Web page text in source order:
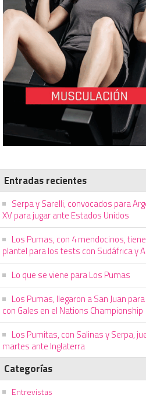
Entradas recientes
Serpa y Sarelli, convocados para
XV para jugar ante Estados Unidos
Los Pumas, con 4 mendocinos,
plantel para los tests con Sudáfrica y
Lo que se viene para Los Pumas
Los Pumas, llegaron a San Juan
con Gales en el Nations Championship
Los Pumitas, con Salinas y Serpa,
martes ante Inglaterra
Categorías
Entrevistas